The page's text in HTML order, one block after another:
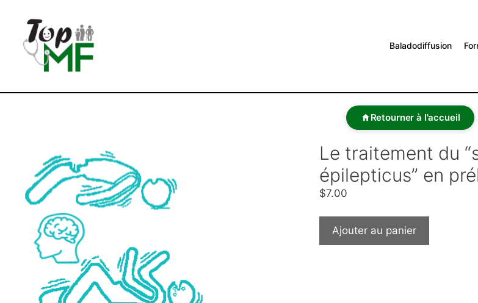
Baladodiffusion
Retourner à l'accueil
Le traitement du
épilepticus” en
$7.00
Ajouter au panier